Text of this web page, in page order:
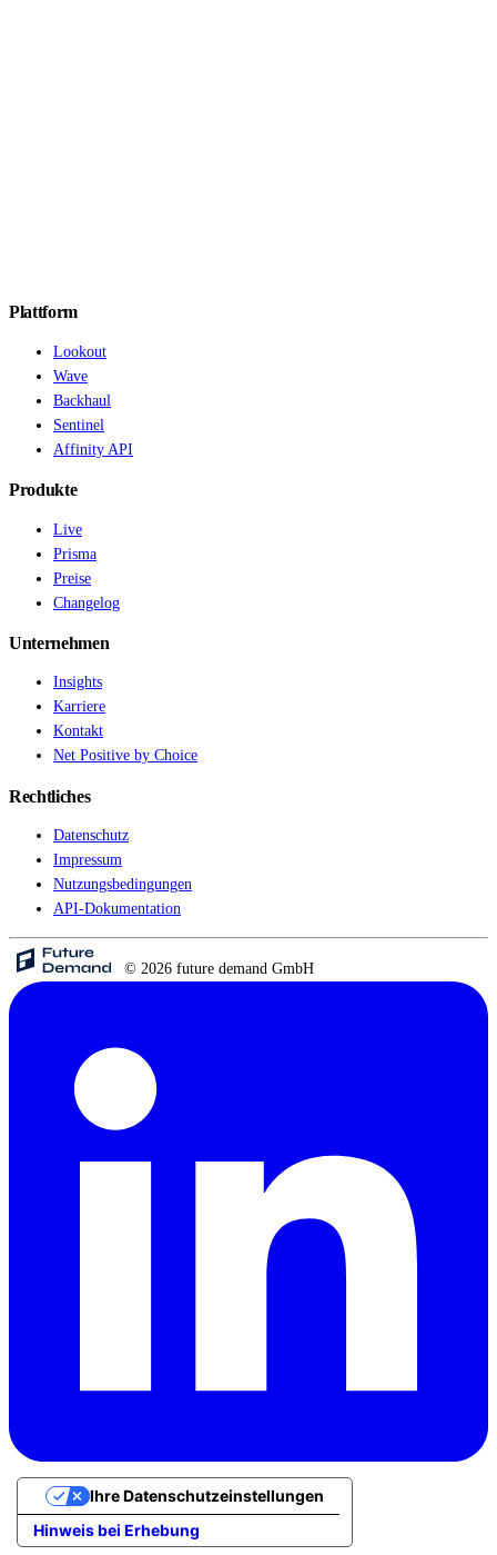
Plattform
Lookout
Wave
Backhaul
Sentinel
Affinity API
Produkte
Live
Prisma
Preise
Changelog
Unternehmen
Insights
Karriere
Kontakt
Net Positive by Choice
Rechtliches
Datenschutz
Impressum
Nutzungsbedingungen
API-Dokumentation
© 2026 future demand GmbH
Hinweis bei Erhebung
Ihre Datenschutzeinstellungen